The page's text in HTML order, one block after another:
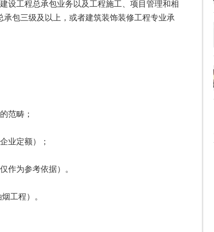
设工程总承包业务以及工程施工、项目管理和相
包三级及以上，或者建筑装饰装修工程专业承
范畴；
业定额）；
作为参考依据）。
工程）。